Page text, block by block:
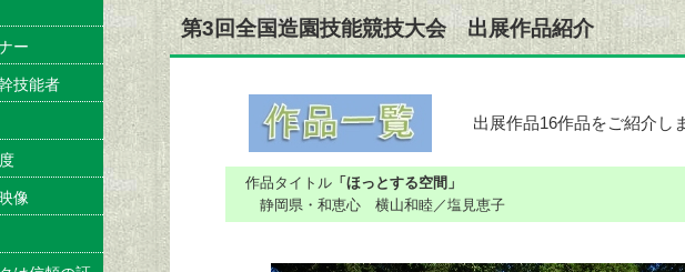
第3回全国造園技能競技大会 出展作品紹介
出展作品16作品をご紹介し
作品タイトル 「ほっとする空間」
静岡県・和恵心 横山和睦／塩見恵子
ー
技能者
像